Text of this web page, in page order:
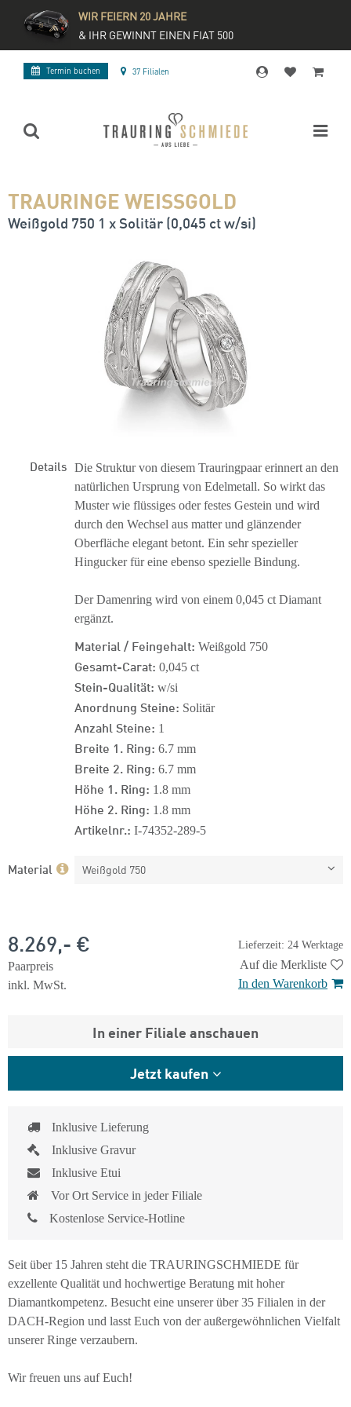
WIR FEIERN 20 JAHRE
& IHR GEWINNT EINEN FIAT 500
Termin buchen 37 Filialen
TRAURINGE WEISSGOLD
Weißgold 750 1 x Solitär (0,045 ct w/si)
Details Die Struktur von diesem Trauringpaar erinnert an den
natürlichen Ursprung von Edelmetall. So wirkt das
Muster wie flüssiges oder festes Gestein und wird
durch den Wechsel aus matter und glänzender
Oberfläche elegant betont. Ein sehr spezieller
Hingucker für eine ebenso spezielle Bindung.
Der Damenring wird von einem 0,045 ct Diamant
ergänzt.
Material / Feingehalt: Weißgold 750
Gesamt-Carat: 0,045 ct
Stein-Qualität: w/si
Anordnung Steine: Solitär
Anzahl Steine: 1
Breite 1. Ring: 6.7 mm
Breite 2. Ring: 6.7 mm
Höhe 1. Ring: 1.8 mm
Höhe 2. Ring: 1.8 mm
Artikelnr.: I-74352-289-5
Material Weißgold 750
Lieferzeit: 24 Werktage
8.269,- €
Paarpreis
inkl. MwSt.
Auf die Merkliste
In den Warenkorb
In einer Filiale anschauen
Jetzt kaufen
Inklusive Lieferung
Inklusive Gravur
Inklusive Etui
Vor Ort Service in jeder Filiale
Kostenlose Service-Hotline
Seit über 15 Jahren steht die TRAURINGSCHMIEDE für
exzellente Qualität und hochwertige Beratung mit hoher
Diamantkompetenz. Besucht eine unserer über 35 Filialen in der
DACH-Region und lasst Euch von der außergewöhnlichen Vielfalt
unserer Ringe verzaubern.
Wir freuen uns auf Euch!